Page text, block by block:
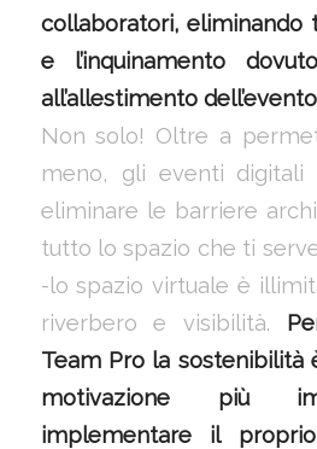
collaboratori, eliminando
e l’inquinamento
all’allestimento
Non solo! Oltre a
meno, gli eventi digitali
eliminare le barriere
tutto lo spazio che ti
-lo spazio virtuale è
riverbero e visibilità.
Team Pro la sostenibilità
motivazione più
implementare il